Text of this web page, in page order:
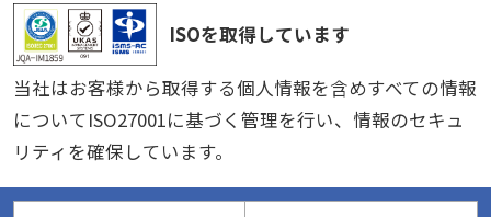
ISOを取得しています
当社はお客様から取得する個人情報を含めすべての情報
についてISO27001に基づく管理を行い、情報のセキュ
リティを確保しています。